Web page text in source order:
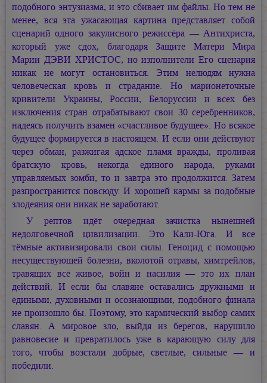
подобного энтузиазма, и это сбивает им файлы. Но тем не
менее, вся эта ужасающая картина представляет собой
сценарий одного закулисного режиссёра — Антихриста,
который уже сдох, благодаря Защите Матери Мира
Марии ДЭВИ ХРИСТОС, но изполнители Его сценария
никак не могут остановиться. Этим нелюдям нужна
человеческая кровь и страдание. Но марионеточные
кривители Украины, России, Белоруссии и всех без
изключения стран отрабатывают свои 30 серебренников,
надеясь получить взамен «счастливое будущее». Но всякое
будущее формируется в настоящем. И если они действуют
через обман, разжигая адское пламя вражды, проливая
братскую кровь, некогда единого народа, руками
управляемых зомби, то и завтра это продолжится. Затем
разпространится повсюду. И хорошей кармы за подобные
злодеяния они никак не заработают.
У рептов идёт очередная зачистка нынешней
недолговечной цивилизации. Это Кали-Юга. И все
тёмные активизировали свои силы. Геноцид с помощью
несуществующей болезни, вколотой отравы, химтрейлов,
травящих всё живое, войн и насилия — это их план
действий. И если бы славяне оставались дружными и
едиными, духовными и осознающими, подобного финала
не произошло бы. Поэтому, это кармический выбор самих
славян. А мировое зло, выйдя из берегов, нарушило
равновесие и превратилось уже в карающую силу для
того, чтобы возстали добрые, светлые, сильные — и
победили.